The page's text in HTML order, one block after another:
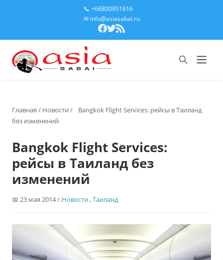
📞 +66800951616
✉ info@asiasabai.ru
Главная / Новости /
Bangkok Flight Services: рейсы в Таиланд
без изменений
Bangkok Flight Services:
рейсы в Таиланд без
изменений
23 мая 2014 г.Новости,Таиланд